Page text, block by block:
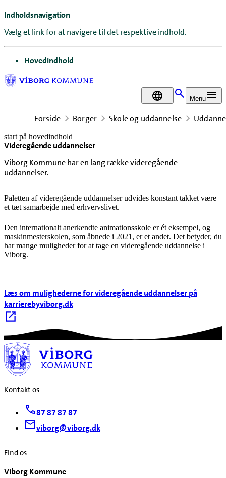
Indholdsnavigation
Vælg et link for at navigere til det respektive indhold.
gå til
Hovedindhold
DA Menu
Forside Borger Skole og uddannelse
start på hovedindhold
Videregående uddannelser
Viborg Kommune har en lang række videregående
uddannelser.
senest opdateret 30. april 2026
Paletten af videregående uddannelser udvides konstant takket være
et tæt samarbejde med erhvervslivet.
Den internationalt anerkendte animationsskole er ét eksempel, og
maskinmesterskolen, som åbnede i 2021, er et andet. Det betyder, du
har mange muligheder for at tage en videregående uddannelse i
Viborg.
Læs om mulighederne for videregående uddannelser på
karrierebyviborg.dk
Kontakt os
87 87 87 87
viborg@viborg.dk
Find os
Viborg Kommune